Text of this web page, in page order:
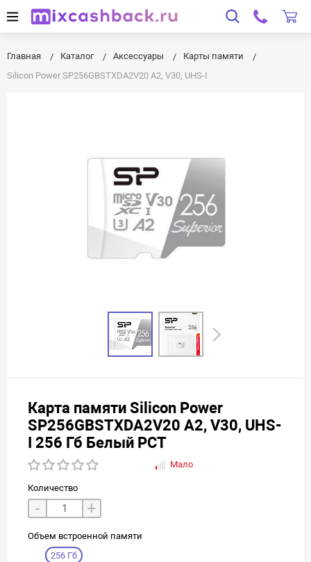
Главная Каталог Аксессуары
Карты памяти
Silicon Power SP256GBSTXDA2V20 A2, V30, UHS-I
Карта памяти Silicon Power
SP256GBSTXDA2V20 A2, V30, UHS-
I 256 Гб Белый РСТ
Мало
Количество
- +
Объем встроенной памяти
256 Гб